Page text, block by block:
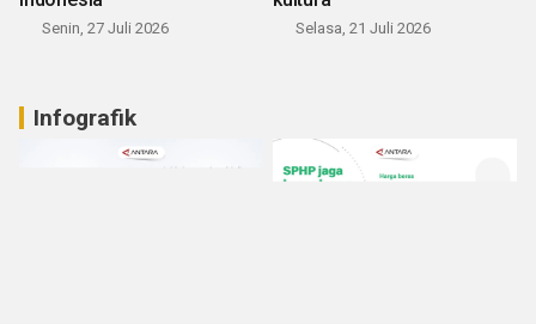
Senin, 27 Juli 2026 Selasa, 21 Juli 2026
Infografik